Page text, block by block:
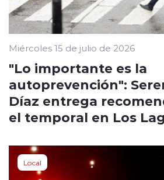
Miércoles 15 de julio de 2026
"Lo importante es la
autoprevención":
Díaz entrega
el temporal en Los
Local